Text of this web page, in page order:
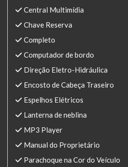
Central Multimídia
Chave Reserva
Completo
Computador de bordo
Direção Eletro-Hidráulica
Encosto de Cabeça Traseiro
Espelhos Elétricos
Lanterna de neblina
MP3 Player
Manual do Proprietário
Parachoque na Cor do Veículo